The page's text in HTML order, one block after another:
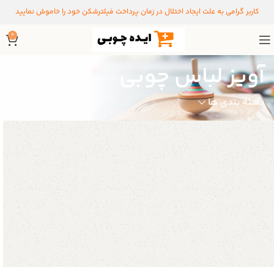
کاربر گرامی به علت ایجاد اختلال در زمان پرداخت فیلترشکن خود را خاموش نمایید
0
آویز لباس چوبی
دسته بندی ها